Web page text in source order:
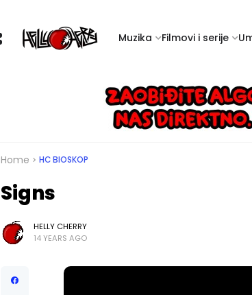
Muzika Filmovi i serije
Home HC BIOSKOP
Signs
HELLY CHERRY
14 YEARS AGO